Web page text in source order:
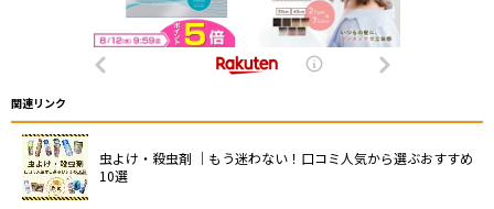
関連リンク
虫よけ・殺虫剤 ｜もう迷わない！口コミ人気から選ぶおすすめ
10選